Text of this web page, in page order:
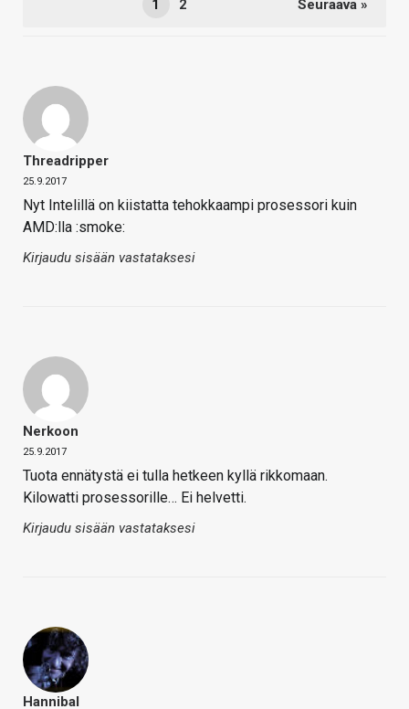
1 2 Seuraava »
Threadripper
25.9.2017
Nyt Intelillä on kiistatta tehokkaampi prosessori kuin
AMD:lla :smoke:
Kirjaudu sisään vastataksesi
Nerkoon
25.9.2017
Tuota ennätystä ei tulla hetkeen kyllä rikkomaan.
Kilowatti prosessorille… Ei helvetti.
Kirjaudu sisään vastataksesi
Hannibal